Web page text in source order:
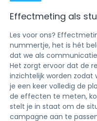
Effectmeting als
Les voor ons?
nummertje, het is hét
dat we als
Het zorgt ervoor dat de
inzichtelijk worden zodat
je een keer volledig de
de effecten te meten,
stelt je in staat om de
campagne aan te